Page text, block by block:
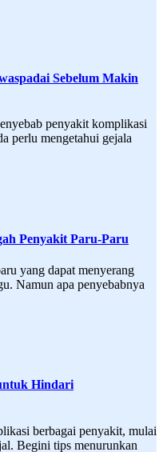
Sebelum Makin
penyakit komplikasi
perlu mengetahui gejala
Penyakit Paru-Paru
yang dapat menyerang
Namun apa penyebabnya
Hindari
berbagai penyakit, mulai
Begini tips menurunkan